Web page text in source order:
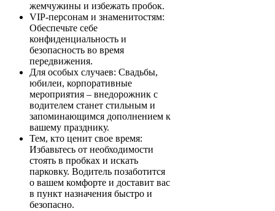
жемчужины и избежать пробок.
VIP-персонам и знаменитостям:
Обеспечьте себе
конфиденциальность и
безопасность во время
передвижения.
Для особых случаев: Свадьбы,
юбилеи, корпоративные
мероприятия – внедорожник с
водителем станет стильным и
запоминающимся дополнением к
вашему празднику.
Тем, кто ценит свое время:
Избавьтесь от необходимости
стоять в пробках и искать
парковку. Водитель позаботится
о вашем комфорте и доставит вас
в пункт назначения быстро и
безопасно.